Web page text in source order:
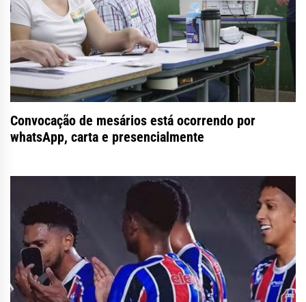
Convocação de mesários está ocorrendo por
whatsApp, carta e presencialmente